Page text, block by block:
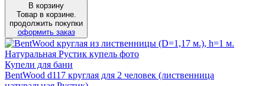
В корзину
Товар в корзине.
продолжить покупки
оформить заказ
Купели для бани
BentWood d117 круглая для 2 человек (лиственница